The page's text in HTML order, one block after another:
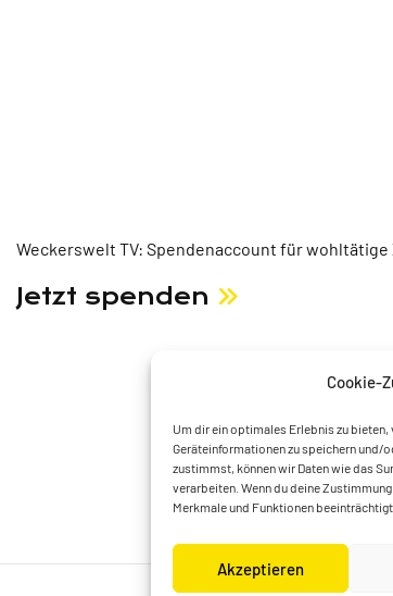
Cookie-
Um dir ein optimales Erlebnis zu
Geräteinformationen zu speichern und/
zustimmst, können wir Daten wie das
verarbeiten. Wenn du deine
Merkmale und Funktionen
Akzeptieren
Weckerswelt TV: Spendenaccount für wohltätige
Jetzt spenden